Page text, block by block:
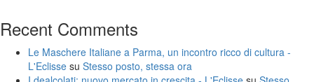
Recent Comments
Le Maschere Italiane a Parma, un incontro ricco di cultura -
L'Eclisse su Stesso posto, stessa ora